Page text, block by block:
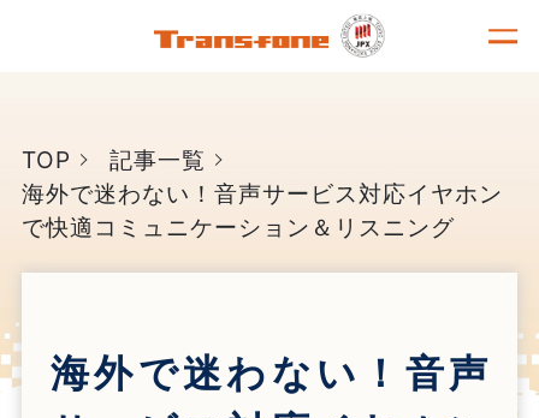
TOP
記事一覧
海外で迷わない！音声サービス対応イヤホン
で快適コミュニケーション＆リスニング
海外で迷わない！音声